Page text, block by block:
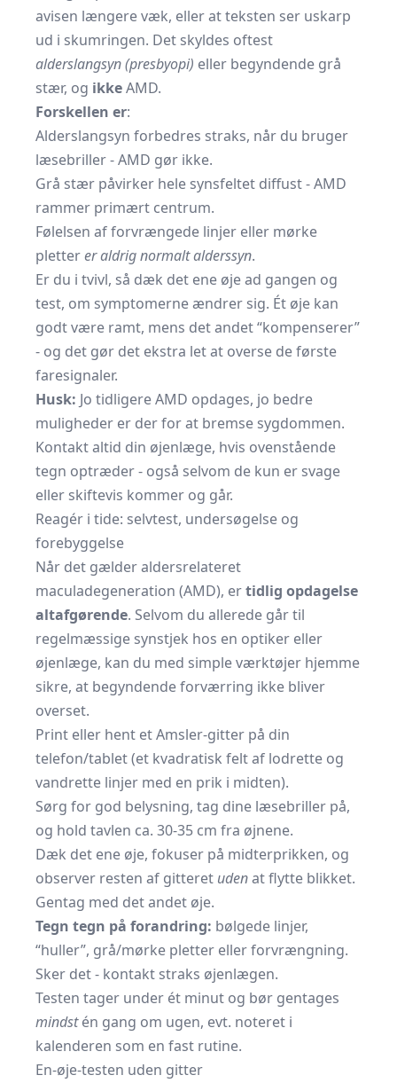
avisen længere væk, eller at teksten ser uskarp
ud i skumringen. Det skyldes oftest
alderslangsyn (presbyopi) eller begyndende grå
stær, og ikkeAMD.
Forskellen er:
Alderslangsyn forbedres straks, når du bruger
læsebriller - AMD gør ikke.
Grå stær påvirker hele synsfeltet diffust - AMD
rammer primært centrum.
Følelsen af forvrængede linjer eller mørke
pletterer aldrig normalt alderssyn.
Er du i tvivl, så dæk det ene øje ad gangen og
test, om symptomerne ændrer sig. Ét øje kan
godt være ramt, mens det andet “kompenserer”
- og det gør det ekstra let at overse de første
faresignaler.
Husk: Jo tidligere AMD opdages, jo bedre
muligheder er der for at bremse sygdommen.
Kontakt altid din øjenlæge, hvis ovenstående
tegn optræder - også selvom de kun er svage
eller skiftevis kommer og går.
Reagér i tide: selvtest, undersøgelse og
forebyggelse
Når det gælder aldersrelateret
maculadegeneration (AMD), ertidlig opdagelse
altafgørende. Selvom du allerede går til
regelmæssige synstjek hos en optiker eller
øjenlæge, kan du med simple værktøjer hjemme
sikre, at begyndende forværring ikke bliver
overset.
Print eller hent et Amsler-gitter på din
telefon/tablet (et kvadratisk felt af lodrette og
vandrette linjer med en prik i midten).
Sørg for god belysning, tag dine læsebriller på,
og hold tavlen ca. 30-35 cm fra øjnene.
Dæk det ene øje, fokuser på midterprikken, og
observer resten af gitteret udenat flytte blikket.
Gentag med det andet øje.
Tegn tegn på forandring: bølgede linjer,
“huller”, grå/mørke pletter eller forvrængning.
Sker det - kontakt straks øjenlægen.
Testen tager under ét minut og bør gentages
mindstén gang om ugen, evt. noteret i
kalenderen som en fast rutine.
En-øje-testen uden gitter